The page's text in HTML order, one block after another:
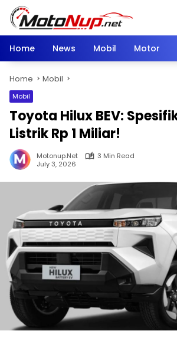
Skip
content
Home
News Mobil Motor
Home Mobil
Mobil
Toyota Hilux BEV:
Listrik Rp 1 Miliar!
Motonup.net
3 Min Read
July 3, 2026